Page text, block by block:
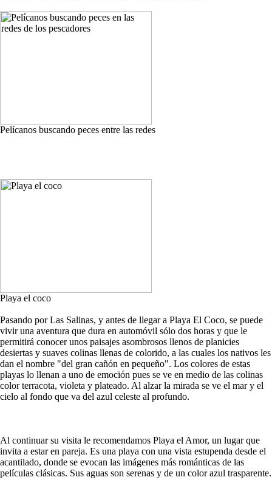
Pelícanos buscando peces entre las redes
Playa el coco
Pasando por Las Salinas, y antes de llegar a Playa El Coco, se puede
vivir una aventura que dura en automóvil sólo dos horas y que le
permitirá conocer unos paisajes asombrosos llenos de planicies
desiertas y suaves colinas llenas de colorido, a las cuales los nativos les
dan el nombre "del gran cañón en pequeño". Los colores de estas
playas lo llenan a uno de emoción pues se ve en medio de las colinas
color terracota, violeta y plateado. Al alzar la mirada se ve el mar y el
cielo al fondo que va del azul celeste al profundo.
Al continuar su visita le recomendamos Playa el Amor, un lugar que
invita a estar en pareja. Es una playa con una vista estupenda desde el
acantilado, donde se evocan las imágenes más románticas de las
películas clásicas. Sus aguas son serenas y de un color azul trasparente.